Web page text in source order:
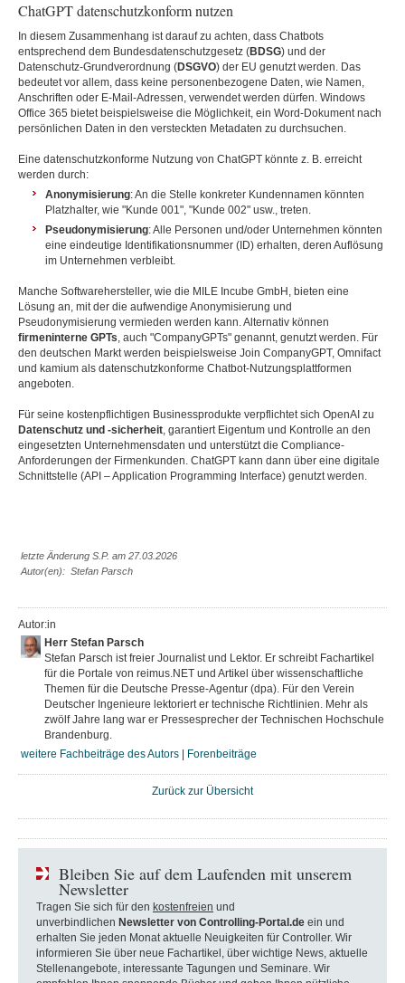
ChatGPT datenschutzkonform nutzen
In diesem Zusammenhang ist darauf zu achten, dass Chatbots
entsprechend dem Bundesdatenschutzgesetz (BDSG) und der
Datenschutz-Grundverordnung (DSGVO) der EU genutzt werden. Das
bedeutet vor allem, dass keine personenbezogene Daten, wie Namen,
Anschriften oder E-Mail-Adressen, verwendet werden dürfen. Windows
Office 365 bietet beispielsweise die Möglichkeit, ein Word-Dokument nach
persönlichen Daten in den versteckten Metadaten zu durchsuchen.
Eine datenschutzkonforme Nutzung von ChatGPT könnte z. B. erreicht
werden durch:
Anonymisierung: An die Stelle konkreter Kundennamen könnten
Platzhalter, wie "Kunde 001", "Kunde 002" usw., treten.
Pseudonymisierung: Alle Personen und/oder Unternehmen könnten
eine eindeutige Identifikationsnummer (ID) erhalten, deren Auflösung
im Unternehmen verbleibt.
Manche Softwarehersteller, wie die MILE Incube GmbH, bieten eine
Lösung an, mit der die aufwendige Anonymisierung und
Pseudonymisierung vermieden werden kann. Alternativ können
firmeninterne GPTs, auch "CompanyGPTs" genannt, genutzt werden. Für
den deutschen Markt werden beispielsweise Join CompanyGPT, Omnifact
und kamium als datenschutzkonforme Chatbot-Nutzungsplattformen
angeboten.
Für seine kostenpflichtigen Businessprodukte verpflichtet sich OpenAI zu
Datenschutz und -sicherheit, garantiert Eigentum und Kontrolle an den
eingesetzten Unternehmensdaten und unterstützt die Compliance-
Anforderungen der Firmenkunden. ChatGPT kann dann über eine digitale
Schnittstelle (API – Application Programming Interface) genutzt werden.
letzte Änderung S.P. am 27.03.2026
Autor(en): Stefan Parsch
Autor:in
Herr Stefan Parsch
Stefan Parsch ist freier Journalist und Lektor. Er schreibt Fachartikel
für die Portale von reimus.NET und Artikel über wissenschaftliche
Themen für die Deutsche Presse-Agentur (dpa). Für den Verein
Deutscher Ingenieure lektoriert er technische Richtlinien. Mehr als
zwölf Jahre lang war er Pressesprecher der Technischen Hochschule
Brandenburg.
weitere Fachbeiträge des Autors
Forenbeiträge
Zurück zur Übersicht
Bleiben Sie auf dem Laufenden mit unserem
Newsletter
Tragen Sie sich für den kostenfreien und
unverbindlichen Newsletter von Controlling-Portal.de ein und
erhalten Sie jeden Monat aktuelle Neuigkeiten für Controller. Wir
informieren Sie über neue Fachartikel, über wichtige News, aktuelle
Stellenangebote, interessante Tagungen und Seminare. Wir